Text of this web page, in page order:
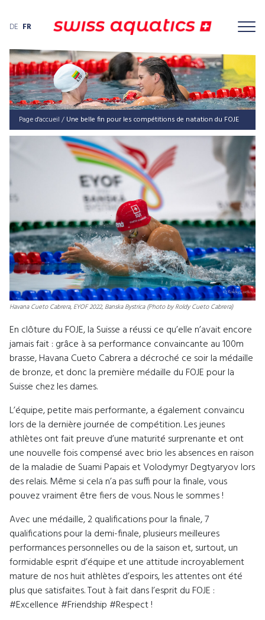
DE FR
Page d'accueil / Une belle fin pour les com­pé­ti­tions de nata­tion du FOJE
Havana Cueto Cabrera, EYOF 2022, Banska Bystrica (Photo by Roldy Cueto Cabrera)
En clôture du FOJE, la Suisse a réussi ce qu’elle n’avait encore
jamais fait : grâce à sa performance convaincante au 100m
brasse, Havana Cueto Cabrera a décroché ce soir la médaille
de bronze, et donc la première médaille du FOJE pour la
Suisse chez les dames.
L’équipe, petite mais performante, a également convaincu
lors de la dernière journée de compétition. Les jeunes
athlètes ont fait preuve d’une maturité surprenante et ont
une nouvelle fois compensé avec brio les absences en raison
de la maladie de Suami Papais et Volodymyr Degtyaryov lors
des relais. Même si cela n’a pas suffi pour la finale, vous
pouvez vraiment être fiers de vous. Nous le sommes !
Avec une médaille, 2 qualifications pour la finale, 7
qualifications pour la demi-finale, plusieurs meilleures
performances personnelles ou de la saison et, surtout, un
formidable esprit d’équipe et une attitude incroyablement
mature de nos huit athlètes d’espoirs, les attentes ont été
plus que satisfaites. Tout à fait dans l’esprit du FOJE :
#Excellence #Friendship #Respect !